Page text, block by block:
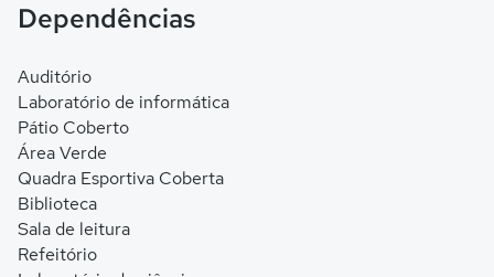
Dependências
Auditório
Laboratório de informática
Pátio Coberto
Área Verde
Quadra Esportiva Coberta
Biblioteca
Sala de leitura
Refeitório